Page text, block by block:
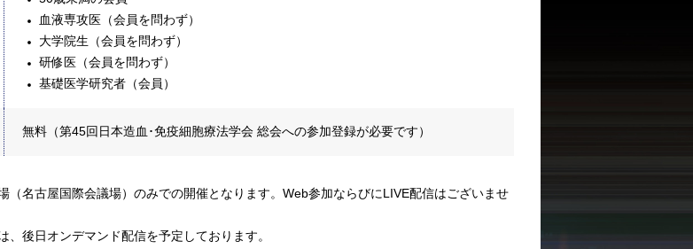
血液専攻医（会員を問わず）
大学院生（会員を問わず）
研修医（会員を問わず）
基礎医学研究者（会員）
無料（第45回日本造血･免疫細胞療法学会 総会への参加登録が必要です）
（名古屋国際会議場）のみでの開催となります。Web参加ならびにLIVE配信はございませ
、後日オンデマンド配信を予定しております。